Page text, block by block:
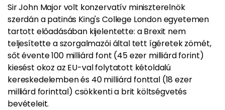
Sir John Major volt konzervatív miniszterelnök
szerdán a patinás King's College London egyetemen
tartott előadásában kijelentette: a Brexit nem
teljesítette a szorgalmazói által tett ígéretek zömét,
sőt évente 100 milliárd font (45 ezer milliárd forint)
kiesést okoz az EU-val folytatott kétoldalú
kereskedelemben és 40 milliárd fonttal (18 ezer
milliárd forinttal) csökkenti a brit költségvetés
bevételeit.